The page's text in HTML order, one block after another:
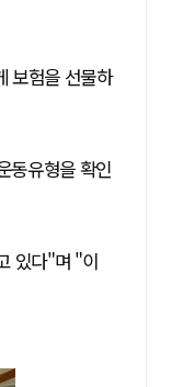
보험을 선물하
동유형을 확인
있다"며 "이